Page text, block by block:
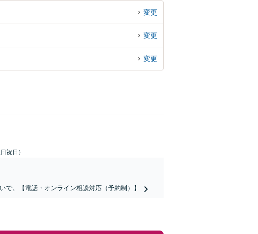
変更
変更
変更
祝日）
で。【電話・オンライン相談対応（予約制）】